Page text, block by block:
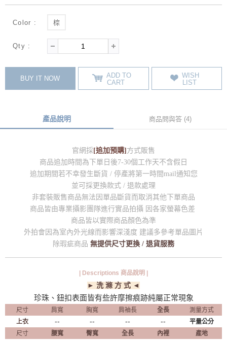
Color : 棕
Qty :
BUY IT NOW
ADD TO
CART
WISH
LIST
產品說明 商品問與答 (4)
官網採[追加預購]方式販售
商品追加時間為下單日後7-30個工作天不含假日
追加期間若不幸發生斷貨 / 停產將第一時間mail通知您
並可採更換款式 / 退款處理
非套裝販售商品無法因單品斷貨而取消其他下單商品
商品皆由專業攝影團隊進行實品拍攝 因各家螢幕色差
商品皆以實際商品顏色為準
外拍會因為室內外光線而影響深淺度 建議多參考單品圖片
除瑕疵商品 無提供尺寸更換 / 退貨服務
| Descriptions 商品說明 |
► 洗 滌 方 式 ◄
珍珠、鈕扣表面皆有些許摩擦痕跡純屬正常現象
尺寸 肩寬 胸寬 肩袖長 全長
測量方式
上衣
-- -- -- --
平量公分
尺寸
腰寬 臀寬 全長 內裡
產地